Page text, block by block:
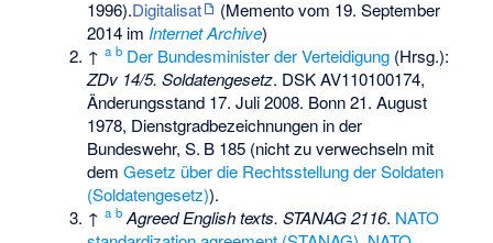
1996).Digitalisat (Mementovom 19. September
2014 im Internet Archive)
↑a b Der Bundesminister der Verteidigung (Hrsg.):
ZDv 14/5. Soldatengesetz. DSK AV110100174,
Änderungsstand 17. Juli 2008. Bonn 21. August
1978, Dienstgradbezeichnungen in der
Bundeswehr,S. B 185 (nicht zu verwechseln mit
demGesetz über die Rechtsstellung der Soldaten
(Soldatengesetz)).
↑a b Agreed English texts. STANAG 2116. NATO